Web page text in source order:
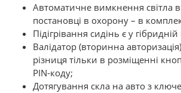
Автоматичне вимкнення світла
постановці в охорону – в
Підігрівання сидінь є у
Валідатор (вторинна
різниця тільки в розміщенні
PIN-коду;
Дотягування скла на авто з